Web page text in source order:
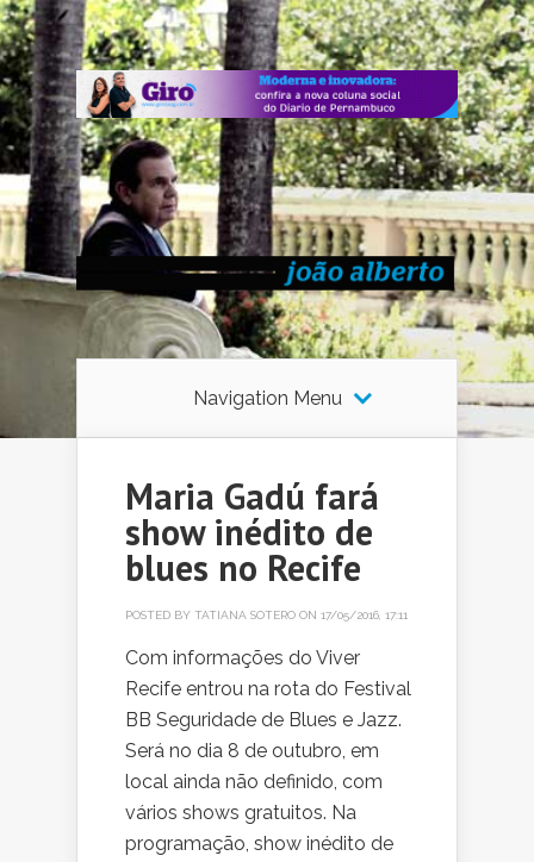
Navigation Menu
Maria Gadú fará
show inédito de
blues no Recife
POSTED BY TATIANA SOTERO ON 17/05/2016, 17:11
Com informações do Viver
Recife entrou na rota do Festival
BB Seguridade de Blues e Jazz.
Será no dia 8 de outubro, em
local ainda não definido, com
vários shows gratuitos. Na
programação, show inédito de